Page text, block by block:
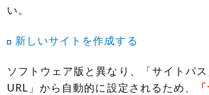
い。
新しいサイトを作成する
ソフトウェア版と異なり、「サイトパス
URL」から自動的に設定されるため、